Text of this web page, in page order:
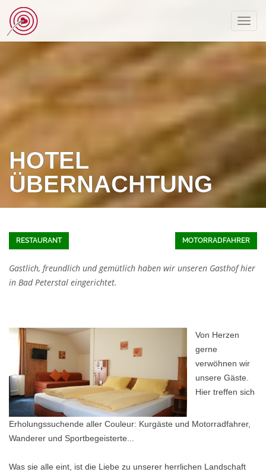
HOTEL
ÜBERNACHTUNG
RESTAURANT MOTORRADFAHRER
Gastlich, freundlich und gemütlich haben wir unseren Gasthof hier
in Bad Peterstal eingerichtet.
Von Herzen
gerne
verwöhnen wir
unsere Gäste.
Hier treffen sich
Erholungssuchende aller Couleur: Kurgäste und Motorradfahrer,
Wanderer und Sportbegeisterte...
Was sie alle eint, ist die Liebe zu unserer herrlichen Landschaft